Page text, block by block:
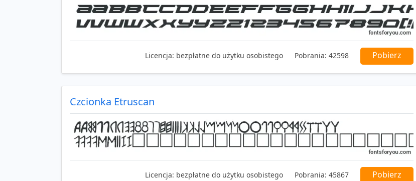
Licencja: bezpłatne do użytku osobistego Pobrania: 42598 Pobierz
Czcionka Etruscan
Licencja: bezpłatne do użytku osobistego Pobrania: 45867 Pobierz